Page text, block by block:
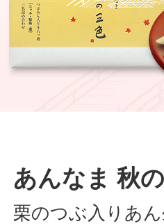
あんなま 秋
栗のつぶ入りあ